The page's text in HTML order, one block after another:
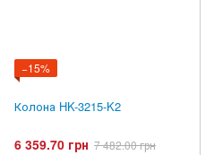
−15%
Колона HK-3215-K2
6 359.70 грн 7 482.00 грн